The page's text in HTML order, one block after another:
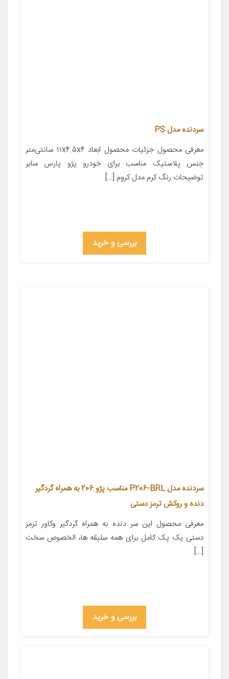
سردنده مدل PS
معرفی محصول جزئیات محصول ابعاد ۱۱x۴.۵x۴ سانتی‌متر
جنس پلاستیک مناسب برای خودرو پژو پارس سایر
توضیحات رنگ کرم مدل کروم […]
بررسی و خرید
سردنده مدل P206-BRL مناسب پژو 206 به همراه گردگیر
دنده و روکش ترمز دستی
معرفی محصول این سر دنده به همراه گردگیر وکاور ترمز
دستی یک پک کامل برای همه سلیقه ها، الخصوص سخت
[…]
بررسی و خرید